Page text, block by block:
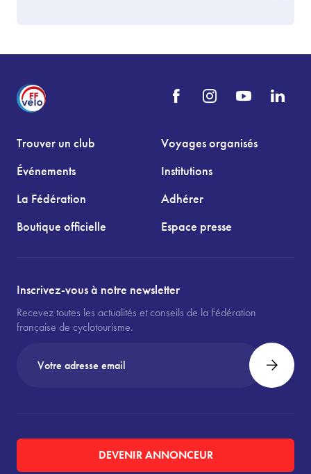
Trouver un club
Voyages organisés
Événements
Institutions
La Fédération
Adhérer
Boutique officielle
Espace presse
Inscrivez-vous à notre newsletter
Recevez toutes les actualités et conseils de la Fédération
française de cyclotourisme.
DEVENIR ANNONCEUR